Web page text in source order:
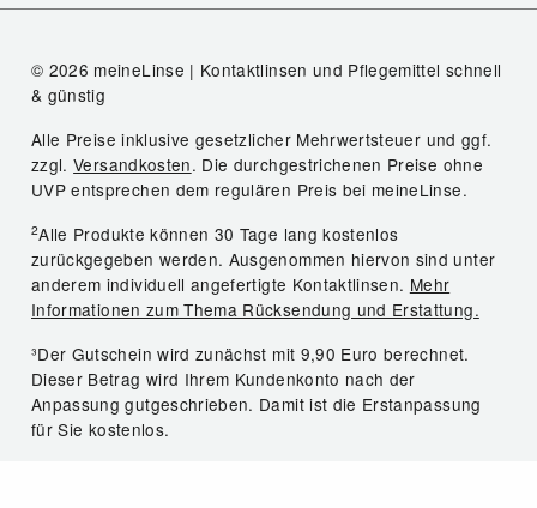
© 2026 meineLinse | Kontaktlinsen und Pflegemittel schnell
& günstig
Alle Preise inklusive gesetzlicher Mehrwertsteuer und ggf.
zzgl.Versandkosten. Die durchgestrichenen Preise ohne
UVP entsprechen dem regulären Preis bei meineLinse.
2Alle Produkte können 30 Tage lang kostenlos
zurückgegeben werden. Ausgenommen hiervon sind unter
anderem individuell angefertigte Kontaktlinsen. Mehr
Informationen zum Thema Rücksendung und Erstattung.
³Der Gutschein wird zunächst mit 9,90 Euro berechnet.
Dieser Betrag wird Ihrem Kundenkonto nach der
Anpassung gutgeschrieben. Damit ist die Erstanpassung
für Sie kostenlos.